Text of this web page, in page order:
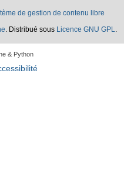
de gestion de contenu libre
. Distribué sous Licence GNU GPL.
& Python